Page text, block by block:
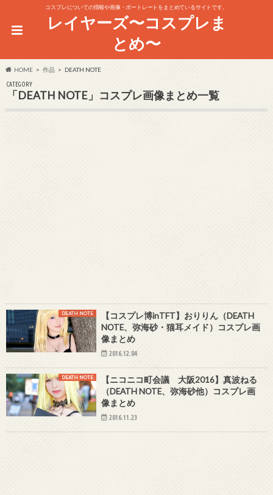
コスプレについての情報や画像・ポートレートをまとめているサイトです。
レイヤーズ〜コスプレま
とめ〜
HOME 作品 DEATH NOTE
CATEGORY
「DEATH NOTE」コスプレ画像まとめ一覧
DEATH NOTE
【コスプレ博inTFT】おりりん（DEATH
NOTE、弥海砂・猫耳メイド）コスプレ画
像まとめ
2016.12.04
DEATH NOTE
【ニコニコ町会議 大阪2016】真波ねる
（DEATH NOTE、弥海砂他）コスプレ画
像まとめ
2016.11.23